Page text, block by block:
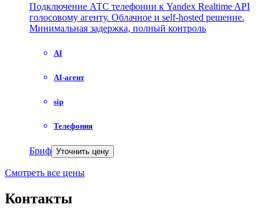
Подключение АТС телефонии к Yandex Realtime API
голосовому агенту. Облачное и self-hosted решение.
Минимальная задержка, полный контроль
AI
AI-агент
sip
Телефония
Бриф Уточнить цену
Смотреть все цены
Контакты